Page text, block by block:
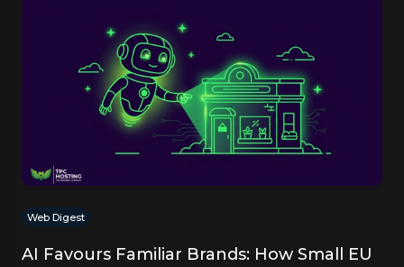
Web Digest
AI Favours Familiar Brands: How Small EU